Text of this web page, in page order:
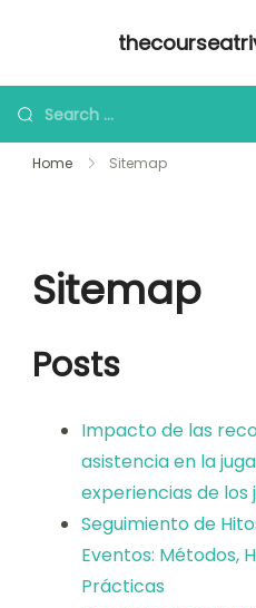
Looking
for
Something?
Home Sitemap
Sitemap
Posts
Impacto de las
asistencia en la
experiencias de
Seguimiento de
Eventos: Métodos,
Prácticas